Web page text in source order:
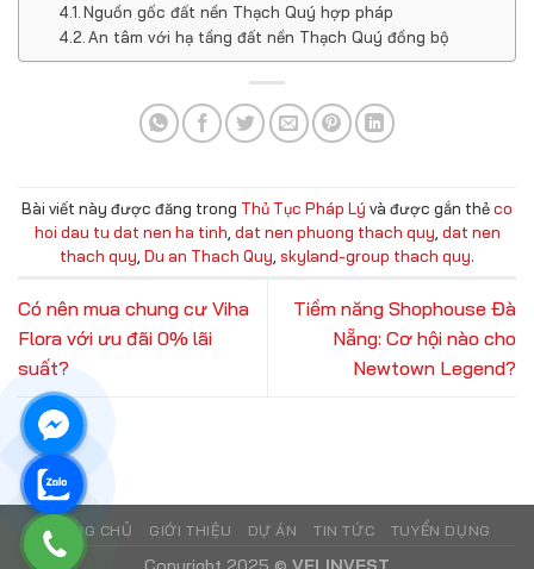
Nguồn gốc đất nền Thạch Quý hợp pháp
An tâm với hạ tầng đất nền Thạch Quý đồng bộ
Bài viết này được đăng trong Thủ Tục Pháp Lý và được gắn thẻco
hoi dau tu dat nen ha tinh dat nen phuong thach quy dat nen
thach quy Du an Thach Quy skyland-group thach quy.
Có nên mua chung cư Viha
Flora với ưu đãi 0% lãi
suất?
Tiềm năng Shophouse Đà
Nẵng: Cơ hội nào cho
Newtown Legend?
TRANG CHỦ GIỚI THIỆU DỰ ÁN TIN TỨC TUYỂN DỤNG